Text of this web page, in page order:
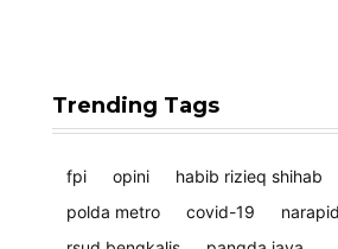
Trending Tags
fpi opini
habib rizieq shihab
polda metro
covid-19